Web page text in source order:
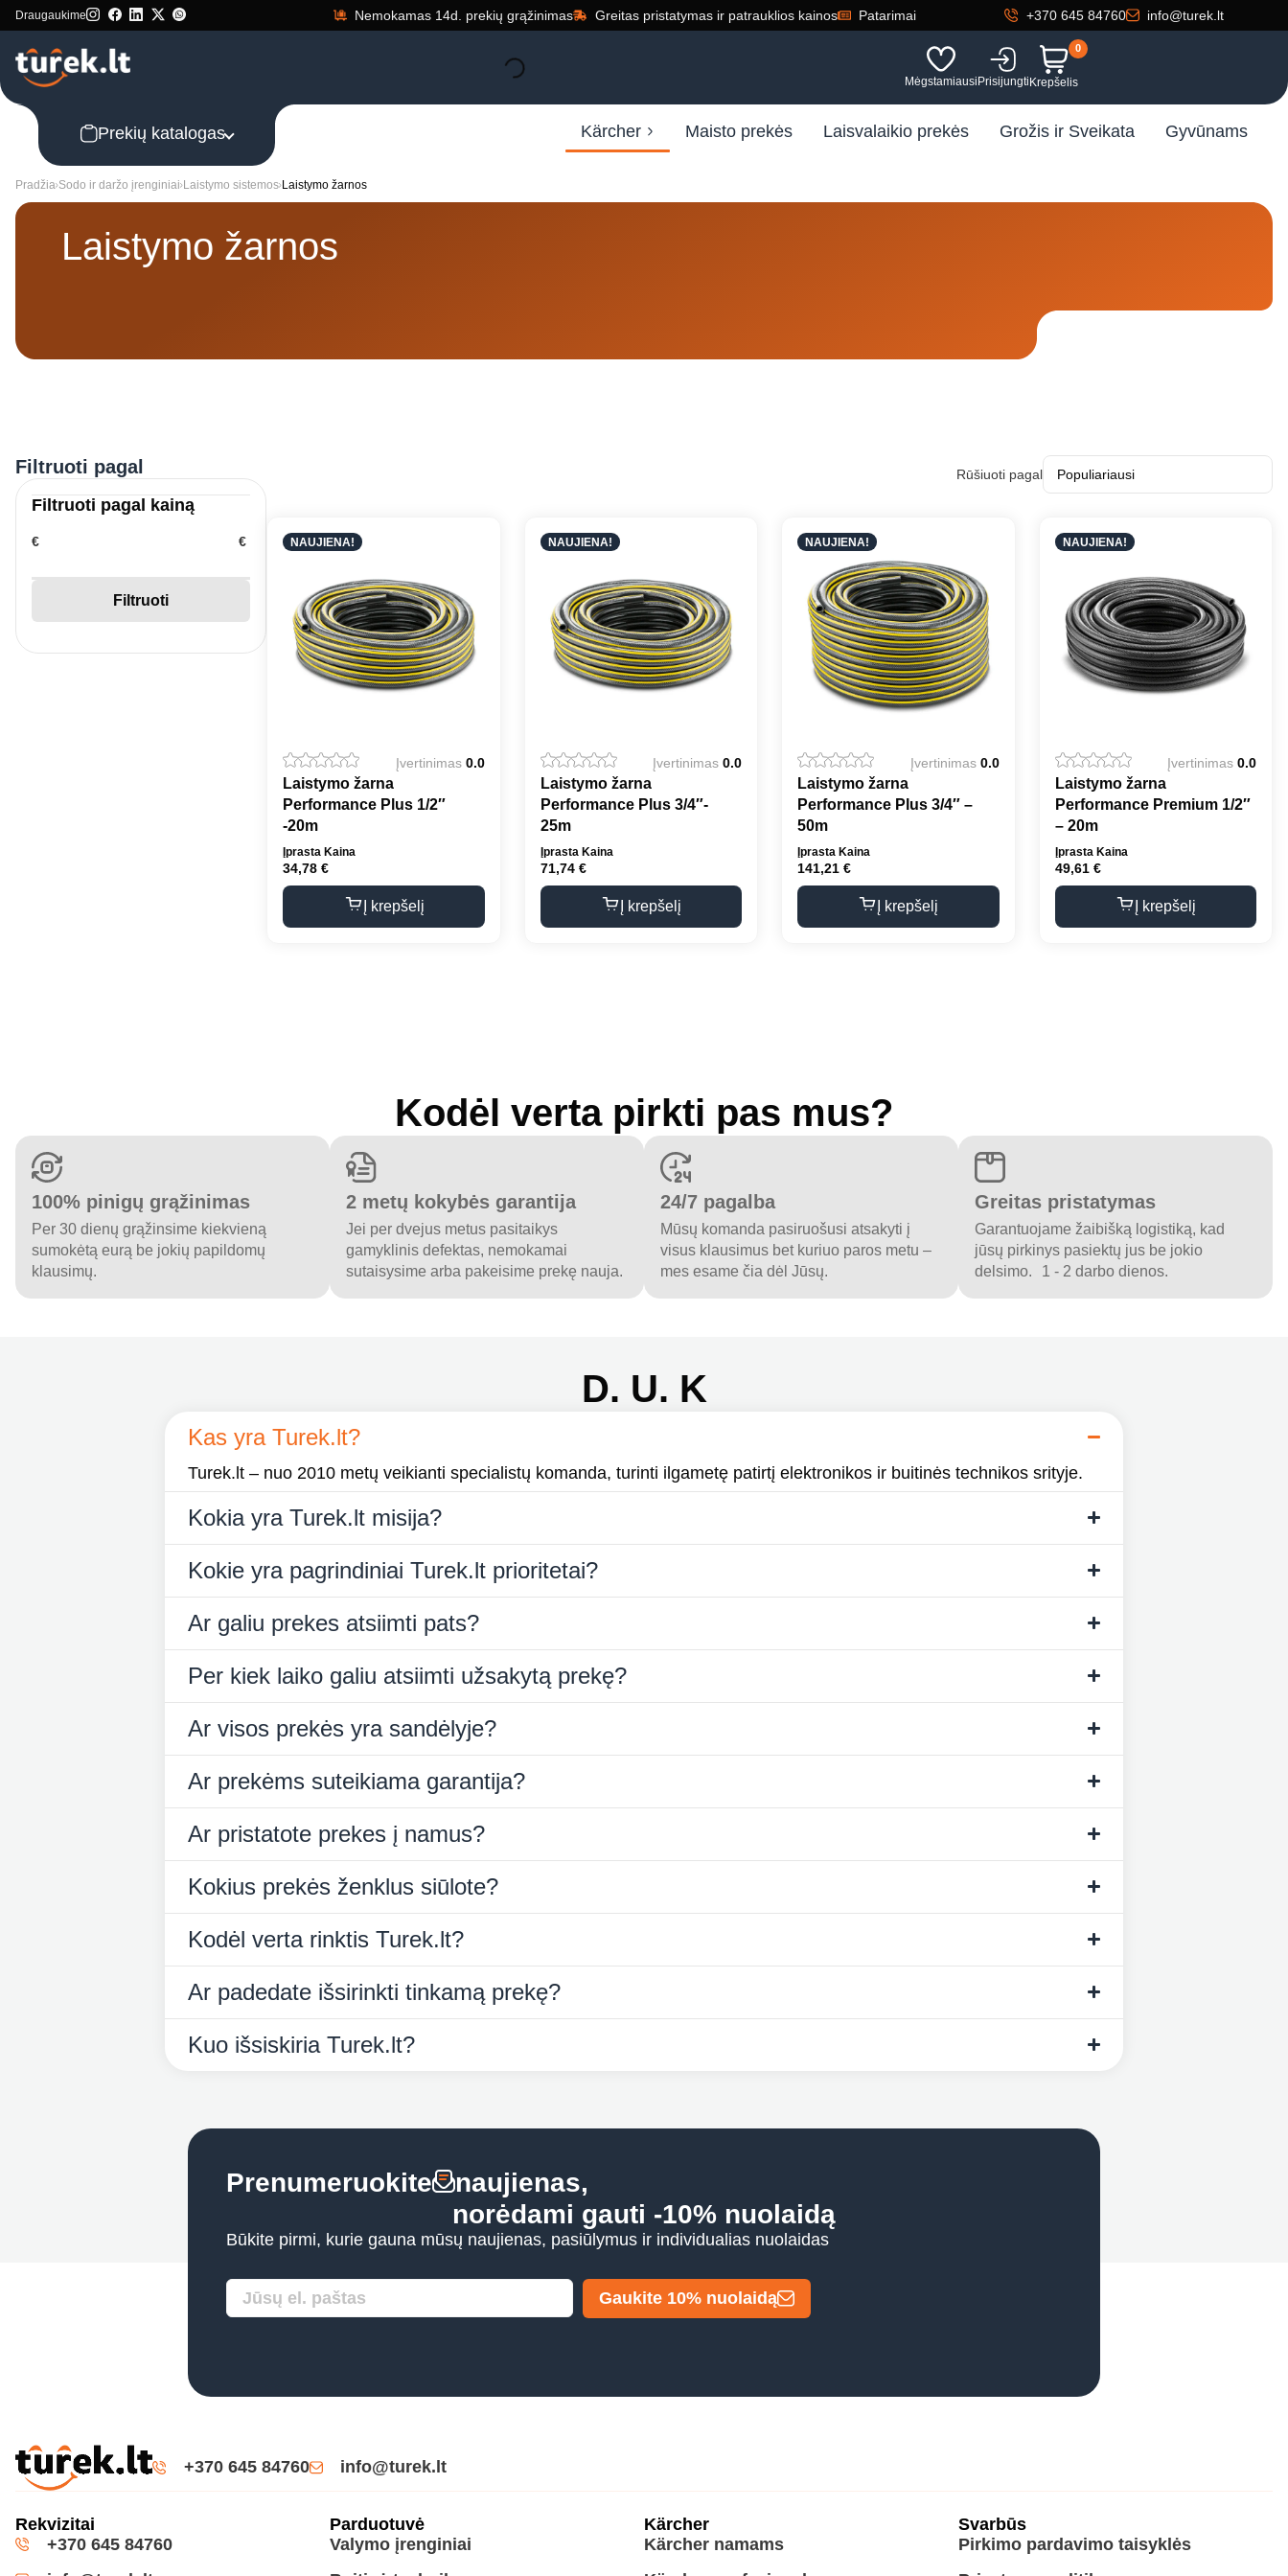
Draugaukime Nemokamas 14d. prekių grąžinimas Greitas pristatymas ir patrauklios kainos Patarimai +370 645 84760 info@turek.lt
MėgstamiausiPrisijungti
0
Krepšelis
Prekių katalogas Kärcher Maisto prekės Laisvalaikio prekės Grožis ir Sveikata Gyvūnams
Pradžia Sodo ir daržo įrenginiai Laistymo sistemos Laistymo žarnos
Laistymo žarnos
Filtruoti pagal
Filtruoti pagal kainą
€ €
Filtruoti
Rūšiuoti pagal
NAUJIENA!
Įvertinimas 0.0
Laistymo žarna
Performance Plus 1/2″
-20m
Įprasta Kaina
34,78€
Į krepšelį
NAUJIENA!
Įvertinimas 0.0
Laistymo žarna
Performance Plus 3/4″-
25m
Įprasta Kaina
71,74 €
Į krepšelį
NAUJIENA!
Įvertinimas 0.0
Laistymo žarna
Performance Plus 3/4″ –
50m
Įprasta Kaina
141,21€
Į krepšelį
NAUJIENA!
Įvertinimas 0.0
Laistymo žarna
Performance Premium 1/2″
– 20m
Įprasta Kaina
49,61 €
Į krepšelį
Kodėl verta pirkti pas mus?
100% pinigų grąžinimas
Per 30 dienų grąžinsime kiekvieną
sumokėtą eurą be jokių papildomų
klausimų.
2 metų kokybės garantija
Jei per dvejus metus pasitaikys
gamyklinis defektas, nemokamai
sutaisysime arba pakeisime prekę nauja.
24/7 pagalba
Mūsų komanda pasiruošusi atsakyti į
visus klausimus bet kuriuo paros metu –
mes esame čia dėl Jūsų.
Greitas pristatymas
Garantuojame žaibišką logistiką, kad
jūsų pirkinys pasiektų jus be jokio
delsimo. 1 - 2 darbo dienos.
D. U. K
Kas yra Turek.lt?
Turek.lt – nuo 2010 metų veikianti specialistų komanda, turinti ilgametę patirtį elektronikos ir buitinės technikos srityje.
Kokia yra Turek.lt misija?
Kokie yra pagrindiniai Turek.lt prioritetai?
Ar galiu prekes atsiimti pats?
Per kiek laiko galiu atsiimti užsakytą prekę?
Ar visos prekės yra sandėlyje?
Ar prekėms suteikiama garantija?
Ar pristatote prekes į namus?
Kokius prekės ženklus siūlote?
Kodėl verta rinktis Turek.lt?
Ar padedate išsirinkti tinkamą prekę?
Kuo išsiskiria Turek.lt?
Prenumeruokite
naujienas,
norėdami gauti -10% nuolaidą
Būkite pirmi, kurie gauna mūsų naujienas, pasiūlymus ir individualias nuolaidas
Gaukite 10% nuolaidą
+370 645 84760 info@turek.lt
Rekvizitai
+370 645 84760
Parduotuvė
Valymo įrenginiai
Kärcher
Kärcher namams
Svarbūs
Pirkimo pardavimo taisyklės